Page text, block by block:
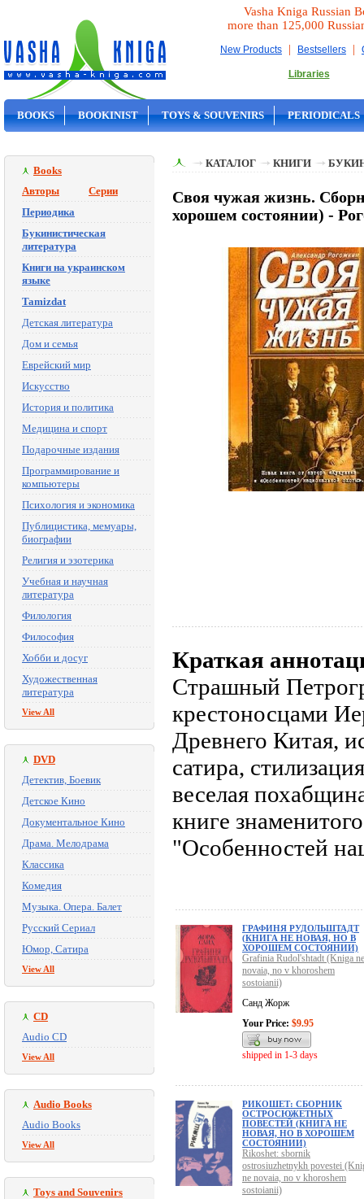
Vasha Kniga Russian
more than 125,000
New Products | Bestsellers |
Libraries
BOOKS BOOKINIST TOYS & SOUVENIRS PERIODICALS
Books
Авторы
Серии
Периодика
Букинистическая
литература
Книги на украинском
языке
Tamizdat
Детская литература
Дом и семья
Еврейский мир
Искусство
История и политика
Медицина и спорт
Подарочные издания
Программирование и
компьютеры
Психология и экономика
Публицистика, мемуары,
биографии
Религия и эзотерика
Учебная и научная
литература
Филология
Философия
Хобби и досуг
Художественная
литература
View All
DVD
Детектив, Боевик
Детское Кино
Документальное Кино
Драма. Мелодрама
Классика
Комедия
Музыка. Опера. Балет
Русский Сериал
Юмор, Сатира
View All
CD
Audio CD
View All
Audio Books
Audio Books
View All
Toys and Souvenirs
КАТАЛОГ КНИГИ
Своя чужая жизнь.
хорошем состоянии) -
Краткая
Страшный
крестоносцами
Древнего Китая,
сатира,
веселая
книге
"Особенностей
ГРАФИНЯ РУДОЛЬШТАДТ
(КНИГА НЕ НОВАЯ, НО В
ХОРОШЕМ СОСТОЯНИИ)
Grafinia Rudol'shtadt (Kniga ne
novaia, no v khoroshem
sostoianii)
Санд Жорж
Your Price: $9.95
shipped in 1-3 days
РИКОШЕТ: СБОРНИК
ОСТРОСЮЖЕТНЫХ
ПОВЕСТЕЙ (КНИГА НЕ
НОВАЯ, НО В ХОРОШЕМ
СОСТОЯНИИ)
Rikoshet: sbornik
ostrosiuzhetnykh povestei
ne novaia, no v khoroshem
sostoianii)